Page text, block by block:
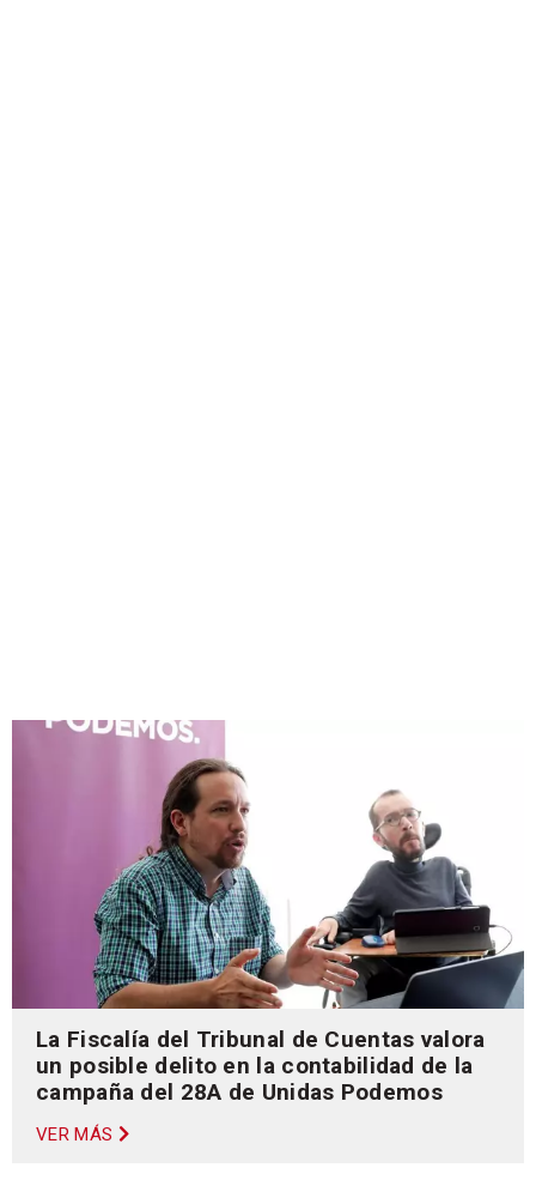
La Fiscalía del Tribunal de Cuentas valora
un posible delito en la contabilidad de la
campaña del 28A de Unidas Podemos
VER MÁS